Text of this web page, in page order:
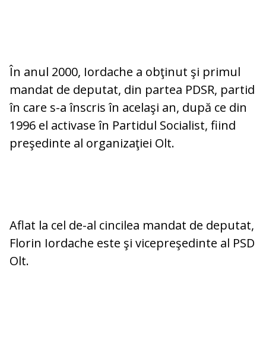
În anul 2000, Iordache a obţinut şi primul
mandat de deputat, din partea PDSR, partid
în care s-a înscris în acelaşi an, după ce din
1996 el activase în Partidul Socialist, fiind
preşedinte al organizaţiei Olt.
Aflat la cel de-al cincilea mandat de deputat,
Florin Iordache este şi vicepreşedinte al PSD
Olt.